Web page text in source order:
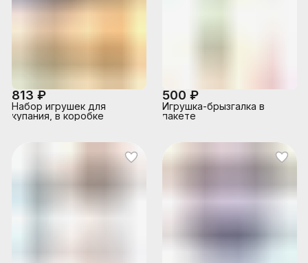
813 ₽
Набор игрушек для
купания, в коробке
500 ₽
Игрушка-брызгалка в
пакете